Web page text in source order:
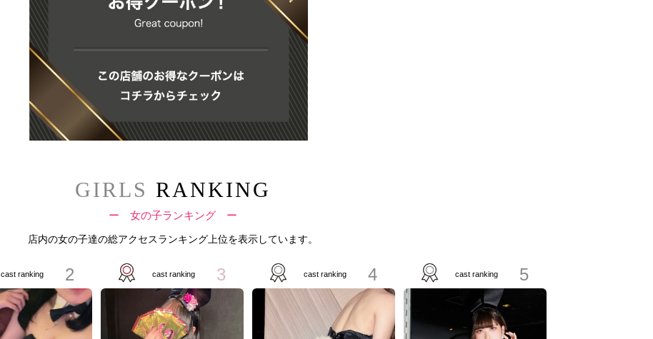
GIRLS RANKING
ー 女の子ランキング ー
店内の女の子達の総アクセスランキング上位を表示しています。
cast ranking 2 cast ranking 3 cast ranking 4 cast ranking 5